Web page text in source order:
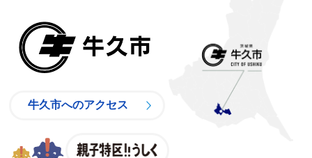
牛久市へのアクセス